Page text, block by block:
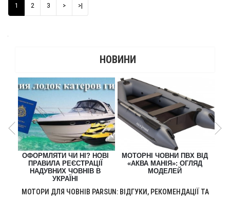
1 2 3 > >|
ОФОРМЛЯТИ ЧИ НІ? НОВІ
ПРАВИЛА РЕЄСТРАЦІЇ
НАДУВНИХ ЧОВНІВ В
УКРАЇНІ
МОТОРНІ ЧОВНИ ПВХ ВІД
«АКВА МАНІЯ»: ОГЛЯД
МОДЕЛЕЙ
МОТОРИ ДЛЯ ЧОВНІВ PARSUN: ВІДГУКИ, РЕКОМЕНДАЦІЇ ТА